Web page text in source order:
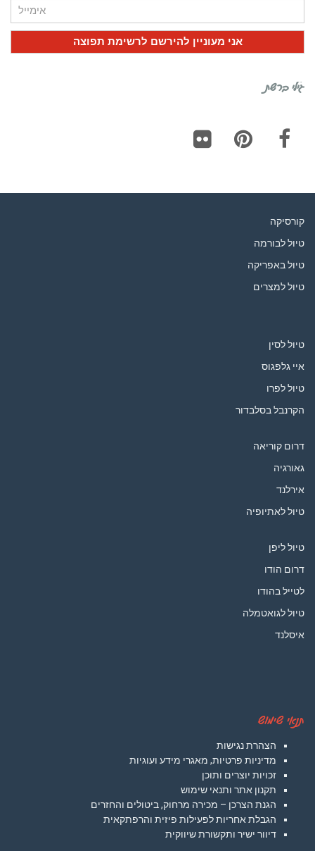
גילי ברשת
קורסיקה
טיול לבורמה
טיול באפריקה
טיול למצרים
טיול לסין
איי גלפגוס
טיול לפרו
הקרנבל בסלבדור
דרום קוריאה
גאורגיה
אירלנד
טיול לאתיופיה
טיול ליפן
דרום הודו
לטייל בהודו
טיול לגואטמלה
איסלנד
תנאי שימוש
הצהרת נגישות
מדיניות פרטיות, מאגרי מידע ועוגיות
זכויות יוצרים ותוכן
תקנון אתר ותנאי שימוש
הגנת הצרכן – מכירה מרחוק, ביטולים והחזרים
הגבלת אחריות לפעילות פיזית והרפתקאית
דיוור ישיר ותקשורת שיווקית